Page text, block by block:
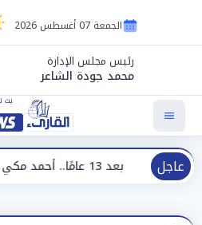
الجمعة 07 أغسطس 2026
رئيس مجلس الإدارة
محمد جودة الشاعر
عاجل
بعد 13 عامًا.. أحمد مكي وماجد الكدواني يجتمعان في «فرصة سعيدة»